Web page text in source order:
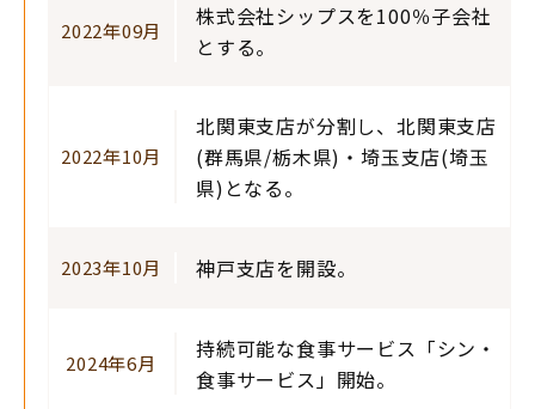
2022年09月
株式会社シップスを100％子会社
とする。
2022年10月
北関東支店が分割し、北関東支店
(群馬県/栃木県)・埼玉支店(埼玉
県)となる。
2023年10月 神戸支店を開設。
2024年6月
持続可能な食事サービス「シン・
食事サービス」開始。